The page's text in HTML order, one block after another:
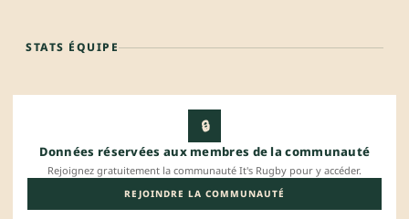
STATS ÉQUIPE
🔒
Données réservées aux membres de la communauté
Rejoignez gratuitement la communauté It's Rugby pour y accéder.
REJOINDRE LA COMMUNAUTÉ